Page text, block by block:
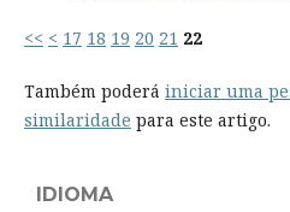
<< < 17 18 19 20 21 22
Também poderá iniciar uma
similaridade para este artigo.
IDIOMA